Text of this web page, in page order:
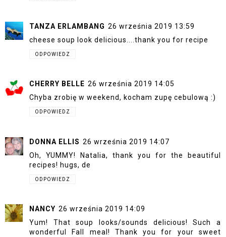
TANZA ERLAMBANG 26 września 2019 13:59
cheese soup look delicious....thank you for recipe
ODPOWIEDZ
CHERRY BELLE 26 września 2019 14:05
Chyba zrobię w weekend, kocham zupę cebulową :)
ODPOWIEDZ
DONNA ELLIS 26 września 2019 14:07
Oh, YUMMY! Natalia, thank you for the beautiful
recipes! hugs, de
ODPOWIEDZ
NANCY 26 września 2019 14:09
Yum! That soup looks/sounds delicious! Such a
wonderful Fall meal! Thank you for your sweet